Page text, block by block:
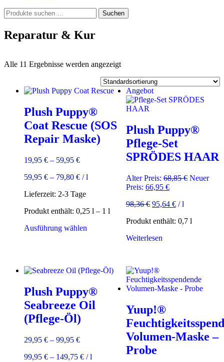
Suchen
nach:
Suchen
Reparatur & Kur
Alle 11 Ergebnisse werden angezeigt
Plush Puppy®
Coat Rescue (SOS
Repair Maske)
19,95 € – 59,95 €
59,95 € – 79,80 € /l
Lieferzeit: 2-3 Tage
Produkt enthält: 0,25 l – 1 l
Ausführung wählen
auf.
Optionen
können
auf
Angebot
Plush Puppy®
Pflege-Set
SPRÖDES HAAR
Alter Preis: 68,85€ Neuer
Preis: 66,95 €Aktueller
ist:
98,36€ 95,64 €/l
Produkt enthält: 0,7 l
Weiterlesen
Plush Puppy®
Seabreeze Oil
(Pflege-Öl)
29,95 € – 99,95 €
99,95 € – 149,75 € /l
Yuup!®
Volumen-Maske –
Probe